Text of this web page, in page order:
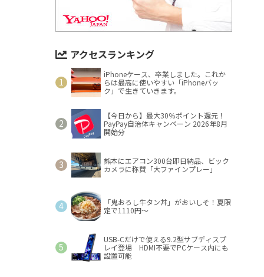
アクセスランキング
iPhoneケース、卒業しました。これか
らは最高に使いやすい「iPhoneバッ
ク」で生きていきます。
【今日から】最大30％ポイント還元！
PayPay自治体キャンペーン 2026年8月
開始分
熊本にエアコン300台即日納品、ビック
カメラに称賛「大ファインプレー」
「鬼おろし牛タン丼」がおいしそ！夏限
定で1110円～
USB-Cだけで使える9.2型サブディスプ
レイ登場 HDMI不要でPCケース内にも
設置可能